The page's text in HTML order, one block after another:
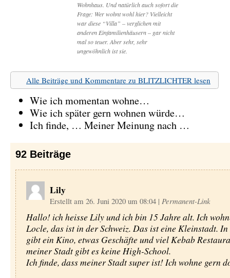
Wohnhaus. Und natürlich auch sofort die
Frage: Wer wohnt wohl hier? Vielleicht
war diese “Villa” – verglichen mit
anderen Einfamilienhäusern – gar nicht
mal so teuer. Aber sehr, sehr
ungewöhnlich ist sie.
Alle Beiträge und Kommentare zu BLITZLICHTER lesen
Wie ich momentan wohne…
Wie ich später gern wohnen würde…
Ich finde, … Meiner Meinung nach …
92 Beiträge
Lily
Erstellt am 26. Juni 2020 um 08:04 | Permanent-Link
Hallo! ich heisse Lily und ich bin 15 Jahre alt. Ich
Locle, das ist in der Schweiz. Das ist eine Kleinstadt.
gibt ein Kino, etwas Geschäfte und viel Kebab
meiner Stadt gibt es keine High-School.
Ich finde, dass meiner Stadt super ist! Ich wohne gern